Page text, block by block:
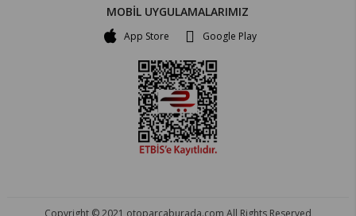
MOBİL UYGULAMALARIMIZ
App Store Google Play
Copyright © 2021 otoparcaburada.com All Rights Reserved